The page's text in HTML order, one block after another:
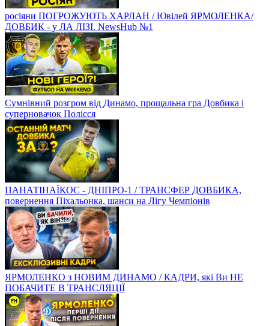
росіяни ПОГРОЖУЮТЬ ХАРЛАН / Ювілей ЯРМОЛЕНКА/
ДОВБИК - у ЛА ЛІЗІ. NewsHub №1
Сумнівний розгром від Динамо, прощальна гра Довбика і
суперновачок Полісся
ПАНАТІНАЇКОС - ДНІПРО-1 / ТРАНСФЕР ДОВБИКА,
повернення Піхальонка, шанси на Лігу Чемпіонів
ЯРМОЛЕНКО з НОВИМ ДИНАМО / КАДРИ, які Ви НЕ
ПОБАЧИТЕ В ТРАНСЛЯЦІЇ